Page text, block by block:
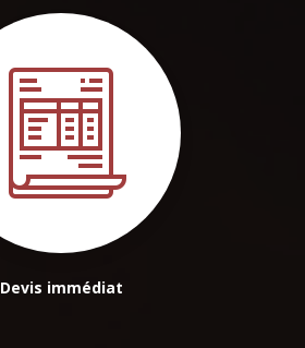
Devis immédiat